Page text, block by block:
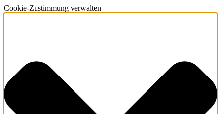
Cookie-Zustimmung verwalten